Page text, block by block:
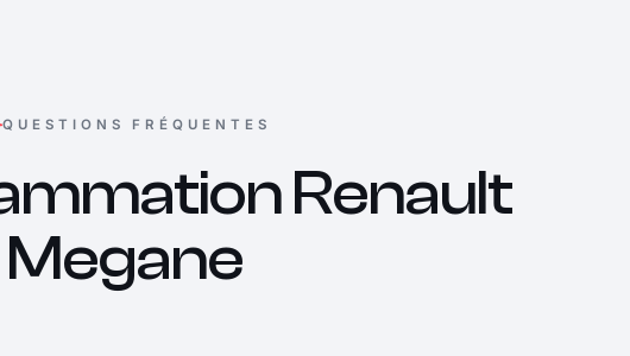
QUESTIONS FRÉQUENTES
Renault
Megane